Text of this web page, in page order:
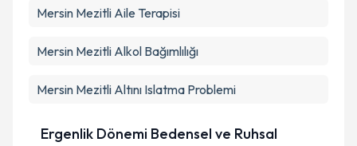
Mersin Mezitli Aile Terapisi
Mersin Mezitli Alkol Bağımlılığı
Mersin Mezitli Altını Islatma Problemi
Ergenlik Dönemi Bedensel ve Ruhsal